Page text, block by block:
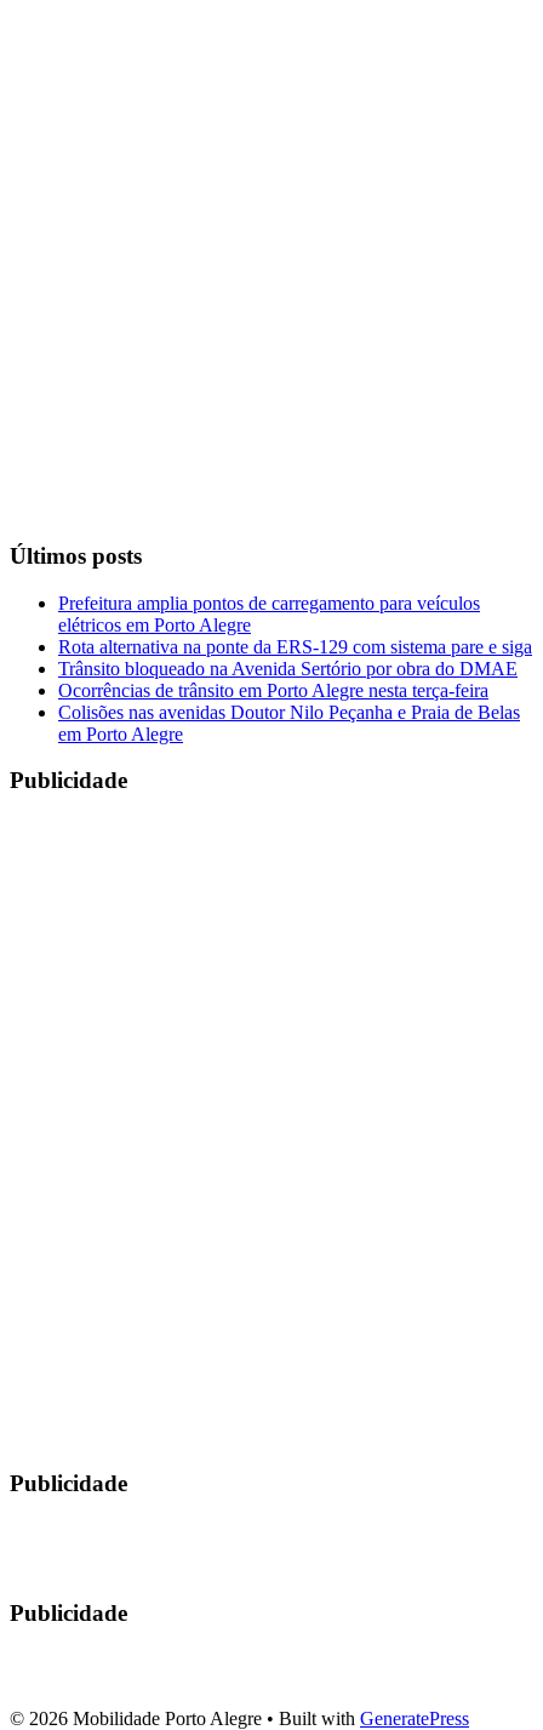
Últimos posts
Prefeitura amplia pontos de carregamento para veículos
elétricos em Porto Alegre
Rota alternativa na ponte da ERS-129 com sistema pare e siga
Trânsito bloqueado na Avenida Sertório por obra do DMAE
Ocorrências de trânsito em Porto Alegre nesta terça-feira
Colisões nas avenidas Doutor Nilo Peçanha e Praia de Belas
em Porto Alegre
Publicidade
Publicidade
Publicidade
© 2026 Mobilidade Porto Alegre • Built with GeneratePress